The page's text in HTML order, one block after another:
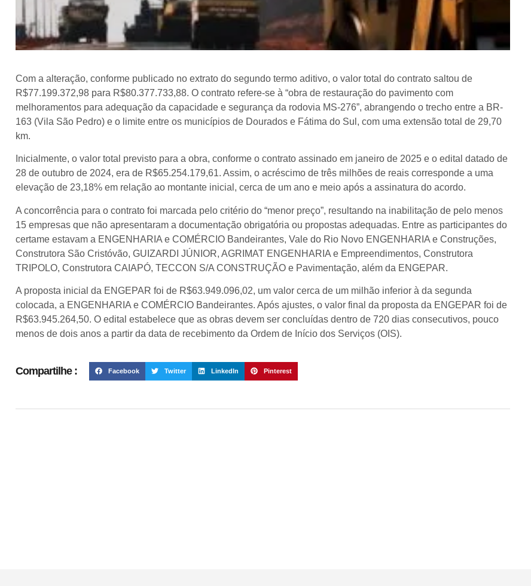
Com a alteração, conforme publicado no extrato do segundo termo aditivo, o valor total do contrato saltou de
R$77.199.372,98 para R$80.377.733,88. O contrato refere-se à “obra de restauração do pavimento com
melhoramentos para adequação da capacidade e segurança da rodovia MS-276”, abrangendo o trecho entre a BR-
163 (Vila São Pedro) e o limite entre os municípios de Dourados e Fátima do Sul, com uma extensão total de 29,70
km.
Inicialmente, o valor total previsto para a obra, conforme o contrato assinado em janeiro de 2025 e o edital datado de
28 de outubro de 2024, era de R$65.254.179,61. Assim, o acréscimo de três milhões de reais corresponde a uma
elevação de 23,18% em relação ao montante inicial, cerca de um ano e meio após a assinatura do acordo.
A concorrência para o contrato foi marcada pelo critério do “menor preço”, resultando na inabilitação de pelo menos
15 empresas que não apresentaram a documentação obrigatória ou propostas adequadas. Entre as participantes do
certame estavam a ENGENHARIA e COMÉRCIO Bandeirantes, Vale do Rio Novo ENGENHARIA e Construções,
Construtora São Cristóvão, GUIZARDI JÚNIOR, AGRIMAT ENGENHARIA e Empreendimentos, Construtora
TRIPOLO, Construtora CAIAPÓ, TECCON S/A CONSTRUÇÃO e Pavimentação, além da ENGEPAR.
A proposta inicial da ENGEPAR foi de R$63.949.096,02, um valor cerca de um milhão inferior à da segunda
colocada, a ENGENHARIA e COMÉRCIO Bandeirantes. Após ajustes, o valor final da proposta da ENGEPAR foi de
R$63.945.264,50. O edital estabelece que as obras devem ser concluídas dentro de 720 dias consecutivos, pouco
menos de dois anos a partir da data de recebimento da Ordem de Início dos Serviços (OIS).
Compartilhe : Facebook Twitter LinkedIn Pinterest